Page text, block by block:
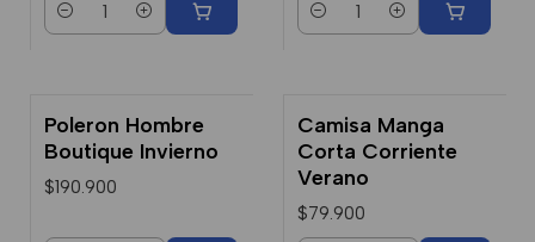
Cantidad Cantidad
Poleron Hombre
Boutique Invierno
$190.900
Camisa Manga
Corta Corriente
Verano
$79.900